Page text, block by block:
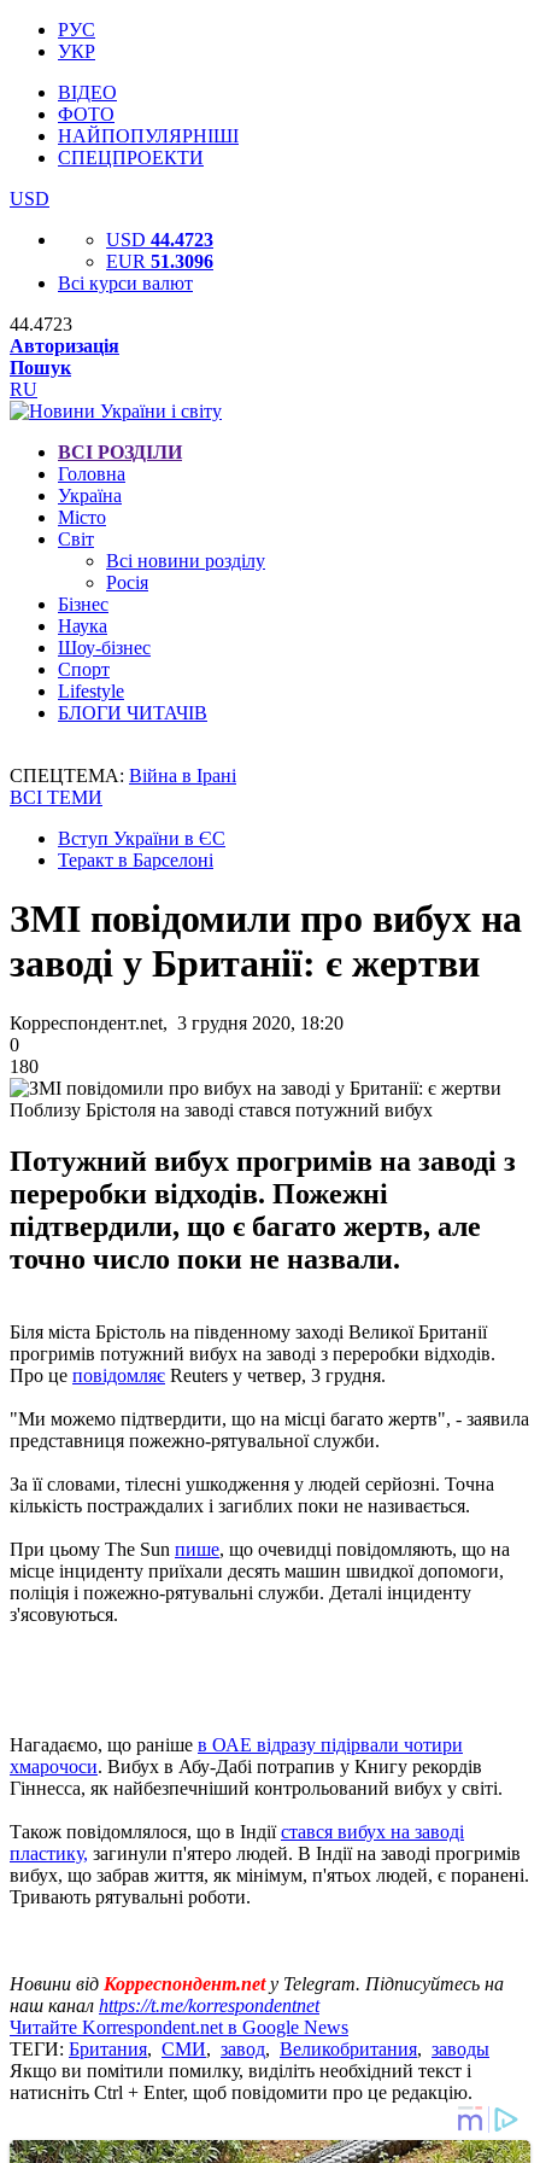
РУС
УКР
ВІДЕО
ФОТО
НАЙПОПУЛЯРНІШІ
СПЕЦПРОЕКТИ
USD
USD 44.4723
EUR 51.3096
Всі курси валют
44.4723
Авторизація
Пошук
RU
ВСІ РОЗДІЛИ
Головна
Україна
Місто
Світ
Всі новини розділу
Росія
Бізнес
Наука
Шоу-бізнес
Спорт
Lifestyle
БЛОГИ ЧИТАЧІВ
СПЕЦТЕМА: Війна в Ірані
ВСІ ТЕМИ
Вступ України в ЄС
Теракт в Барселоні
ЗМІ повідомили про вибух на
заводі у Британії: є жертви
Корреспондент.net, 3 грудня 2020, 18:20
0
180
Поблизу Брістоля на заводі стався потужний вибух
Потужний вибух прогримів на заводі з
переробки відходів. Пожежні
підтвердили, що є багато жертв, але
точно число поки не назвали.
Біля міста Брістоль на південному заході Великої Британії
прогримів потужний вибух на заводі з переробки відходів.
Про це повідомляє Reuters у четвер, 3 грудня.
"Ми можемо підтвердити, що на місці багато жертв", - заявила
представниця пожежно-рятувальної служби.
За її словами, тілесні ушкодження у людей серйозні. Точна
кількість постраждалих і загиблих поки не називається.
При цьому The Sun пише, що очевидці повідомляють, що на
місце інциденту приїхали десять машин швидкої допомоги,
поліція і пожежно-рятувальні служби. Деталі інциденту
з'ясовуються.
Нагадаємо, що раніше в ОАЕ відразу підірвали чотири
хмарочоси. Вибух в Абу-Дабі потрапив у Книгу рекордів
Гіннесса, як найбезпечніший контрольований вибух у світі.
Також повідомлялося, що в Індіїстався вибух на заводі
пластику, загинули п'ятеро людей. В Індії на заводі прогримів
вибух, що забрав життя, як мінімум, п'ятьох людей, є поранені.
Тривають рятувальні роботи.
Новини від Корреспондент.netу Telegram. Підписуйтесь на
наш канал https://t.me/korrespondentnet
Читайте Korrespondent.net в Google News
ТЕГИ: Британия, СМИ, завод, Великобритания, заводы
Якщо ви помітили помилку, виділіть необхідний текст і
натисніть Ctrl + Enter, щоб повідомити про це редакцію.